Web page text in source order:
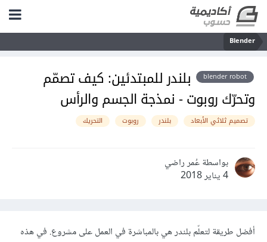
Blender
blender robot
بلندر للمبتدئين: كيف تصمّم
وتحرّك روبوت - نمذجة الجسم والرأس
تصميم ثلاثي الأبعاد بلندر روبوت التحريك
بواسطة عُمر راضي
4 يناير 2018
أفضل طريقة لتعلّم بلندر هي بالمباشرة في العمل على مشروع. في هذه